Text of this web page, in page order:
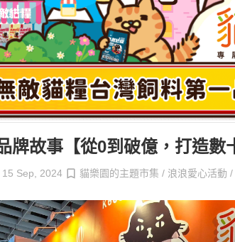
►【限時81折】焦糖小貓拖鞋任
兩雙只要$469!!
►【限量超低價】CIAO金湯杯
一顆只要$33!!
►【限量6組任選滿990折150】
快來收編帕克美保貓貓娃娃
►【限時82折起】IP寶寶系列登
場!!三隻直接77折
►【贈品限量送】送小玉貓餐包
三入組8包 或 活力雞凍乾4大罐
或50入肉泥桶
牌故事【從0到破億，打造數
15 Sep, 2024 貓樂園的主題市集 / 浪浪愛心活動